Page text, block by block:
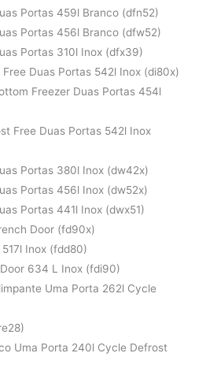
Portas 459l Branco (dfn52)
Portas 456l Branco (dfw52)
Portas 310l Inox (dfx39)
Duas Portas 542l Inox (di80x)
Freezer Duas Portas 454l
Free Duas Portas 542l Inox
Portas 380l Inox (dw42x)
Portas 456l Inox (dw52x)
Portas 441l Inox (dwx51)
Door (fd90x)
Inox (fdd80)
634 L Inox (fdi90)
Uma Porta 262l Cycle
Uma Porta 240l Cycle Defrost